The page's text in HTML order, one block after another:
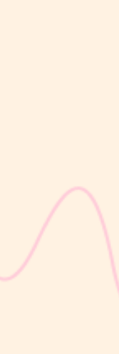
& Dad khawatir.
atau sisa cairan
jika jumlahnya